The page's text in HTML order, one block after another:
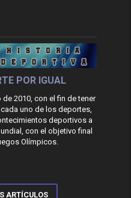
POR IGUAL
2010, con el fin de tener
uno de los deportes,
deportivos a
con el objetivo final
Olímpicos.
ARTÍCULOS